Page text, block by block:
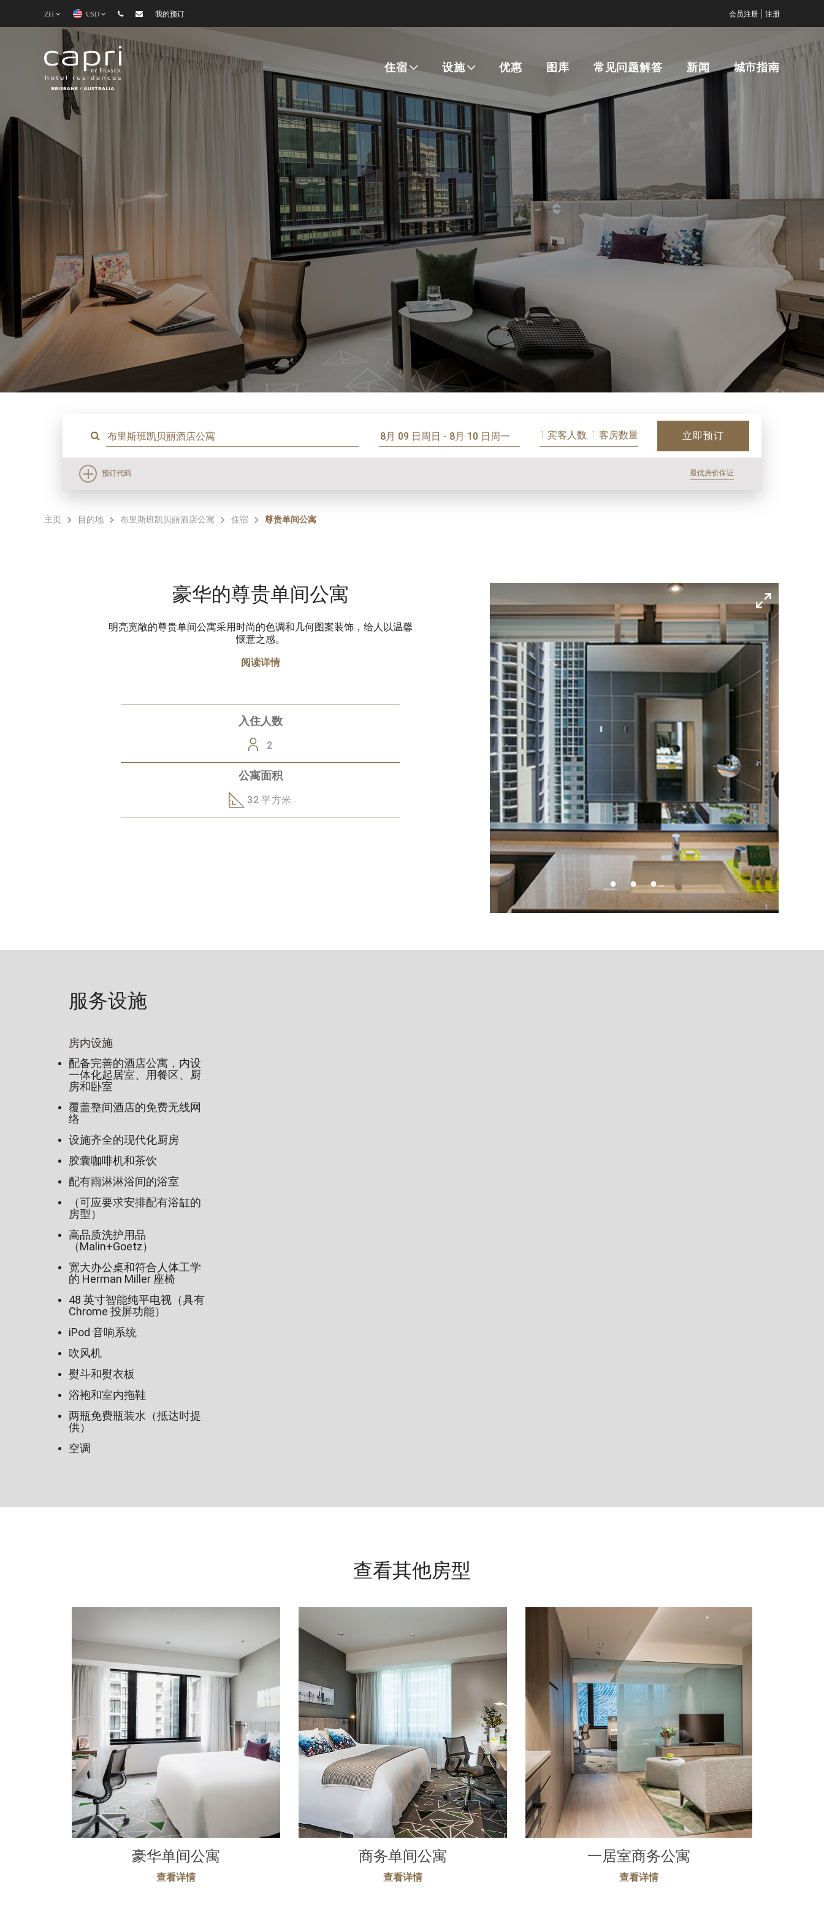
ZH USD 我的预订 会员注册 注册
住宿 设施 优惠 图库 常见问题解答 新闻 城市指南
1 宾客人数, 1 客房数量 立即预订
预订代码 最优房价保证
主页 目的地 布里斯班凯贝丽酒店公寓 住宿 尊贵单间公寓
豪华的尊贵单间公寓
明亮宽敞的尊贵单间公寓采用时尚的色调和几何图案装饰，给人以温馨
惬意之感。
阅读详情
入住人数
2
公寓面积
32 平方米
服务设施
房内设施
配备完善的酒店公寓，内设
一体化起居室、用餐区、厨
房和卧室
覆盖整间酒店的免费无线网
络
设施齐全的现代化厨房
胶囊咖啡机和茶饮
配有雨淋淋浴间的浴室
（可应要求安排配有浴缸的
房型）
高品质洗护用品
（Malin+Goetz）
宽大办公桌和符合人体工学
的 Herman Miller 座椅
48 英寸智能纯平电视（具有
Chrome 投屏功能）
iPod 音响系统
吹风机
熨斗和熨衣板
浴袍和室内拖鞋
两瓶免费瓶装水（抵达时提
供）
空调
查看其他房型
豪华单间公寓
查看详情
商务单间公寓
查看详情
一居室商务公寓
查看详情